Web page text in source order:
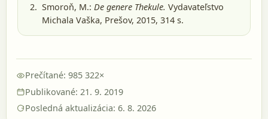
Smoroň, M.: De genere Thekule. Vydavateľstvo
Michala Vaška, Prešov, 2015, 314 s.
Prečítané: 985 322×
Publikované: 21. 9. 2019
Posledná aktualizácia: 6. 8. 2026